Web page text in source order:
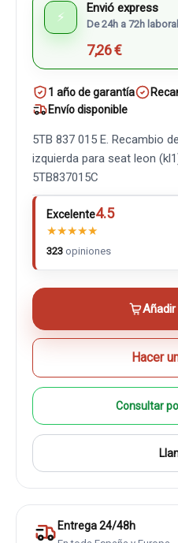
⚡
Envió express
De 24h a 72h
7,26 €
1 año de garantía
Envío disponible
5TB 837 015 E. Recambio
izquierda para seat leon
5TB837015C
Excelente4.5
★★★★★
323 opiniones
Hacer
Consultar
Entrega 24/48h